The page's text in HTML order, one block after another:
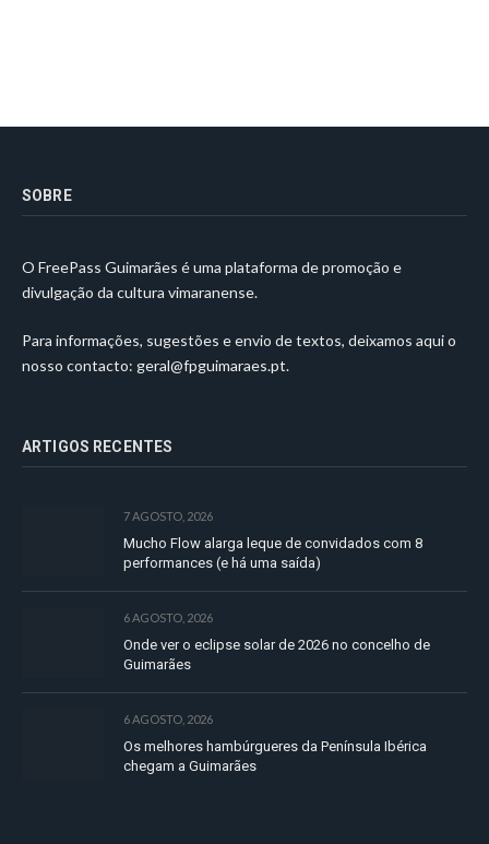
SOBRE
O FreePass Guimarães é uma plataforma de promoção e
divulgação da cultura vimaranense.
Para informações, sugestões e envio de textos, deixamos aqui o
nosso contacto: geral@fpguimaraes.pt.
ARTIGOS RECENTES
7 AGOSTO, 2026
Mucho Flow alarga leque de convidados com 8
performances (e há uma saída)
6 AGOSTO, 2026
Onde ver o eclipse solar de 2026 no concelho de
Guimarães
6 AGOSTO, 2026
Os melhores hambúrgueres da Península Ibérica
chegam a Guimarães